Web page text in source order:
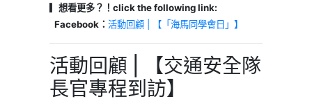
▎想看更多？！click the following link:
Facebook： 活動回顧 | 【「海馬同學會日」】
活動回顧 | 【交通安全隊
長官專程到訪】